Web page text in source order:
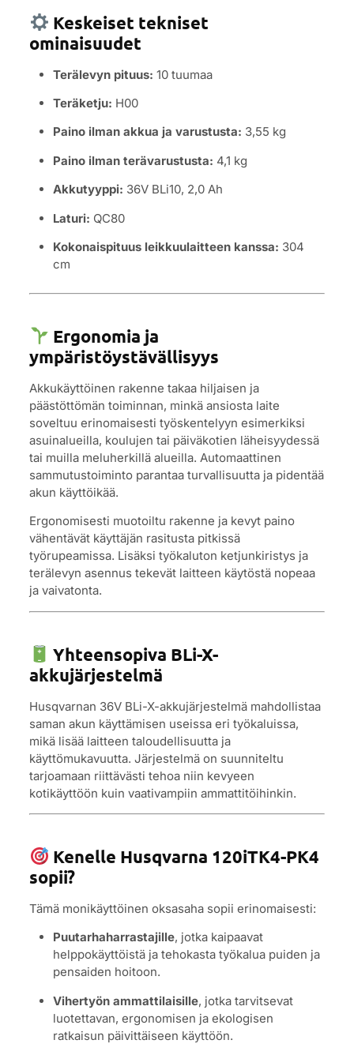
Keskeiset tekniset
ominaisuudet
Terälevyn pituus: 10 tuumaa
Teräketju: H00
Paino ilman akkua ja varustusta: 3,55 kg
Paino ilman terävarustusta: 4,1 kg
Akkutyyppi: 36V BLi10, 2,0 Ah
Laturi: QC80
Kokonaispituus leikkuulaitteen kanssa: 304
cm
Ergonomia ja
ympäristöystävällisyys
Akkukäyttöinen rakenne takaa hiljaisen ja
päästöttömän toiminnan, minkä ansiosta laite
soveltuu erinomaisesti työskentelyyn esimerkiksi
asuinalueilla, koulujen tai päiväkotien läheisyydessä
tai muilla meluherkillä alueilla. Automaattinen
sammutustoiminto parantaa turvallisuutta ja pidentää
akun käyttöikää.
Ergonomisesti muotoiltu rakenne ja kevyt paino
vähentävät käyttäjän rasitusta pitkissä
työrupeamissa. Lisäksi työkaluton ketjunkiristys ja
terälevyn asennus tekevät laitteen käytöstä nopeaa
ja vaivatonta.
Yhteensopiva BLi-X-
akkujärjestelmä
Husqvarnan 36V BLi-X-akkujärjestelmä mahdollistaa
saman akun käyttämisen useissa eri työkaluissa,
mikä lisää laitteen taloudellisuutta ja
käyttömukavuutta. Järjestelmä on suunniteltu
tarjoamaan riittävästi tehoa niin kevyeen
kotikäyttöön kuin vaativampiin ammattitöihinkin.
Kenelle Husqvarna 120iTK4-PK4
sopii?
Tämä monikäyttöinen oksasaha sopii erinomaisesti:
Puutarhaharrastajille, jotka kaipaavat
helppokäyttöistä ja tehokasta työkalua puiden ja
pensaiden hoitoon.
Vihertyön ammattilaisille, jotka tarvitsevat
luotettavan, ergonomisen ja ekologisen
ratkaisun päivittäiseen käyttöön.